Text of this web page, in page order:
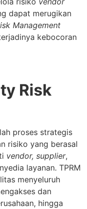
dapat merugikan
Management
kebocoran
Risk
proses strategis
risiko yang berasal
vendor, supplier,
layanan. TPRM
menyeluruh
dan
hingga